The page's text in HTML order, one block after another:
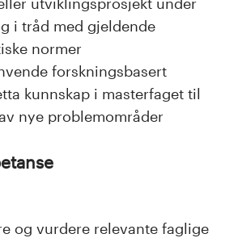
i tråd med gjeldende
normer
forskningsbasert
kunnskap i masterfaget til
nye problemområder
og vurdere relevante faglige